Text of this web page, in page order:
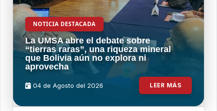
NOTICIA DESTACADA
La UMSA abre el debate sobre
“tierras raras”, una riqueza mineral
que Bolivia aún no explora ni
aprovecha
04 de Agosto del 2026 LEER MÁS